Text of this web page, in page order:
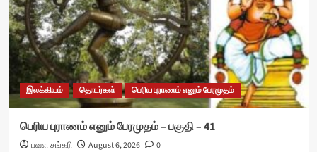
இலக்கியம் தொடர்கள் பெரிய புராணம் எனும் பேரமுதம்
பெரிய புராணம் எனும் பேரமுதம் – பகுதி – 41
பவள சங்கரி August 6, 2026 0